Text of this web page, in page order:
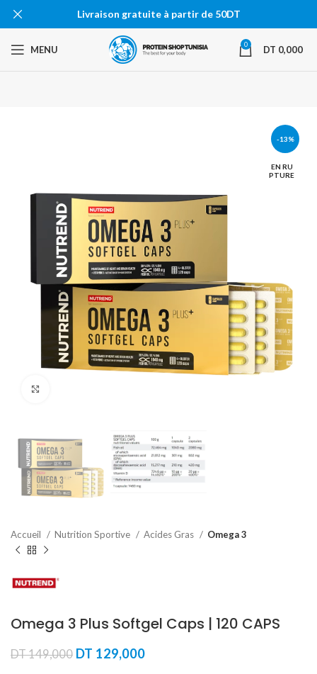
MENU 0 DT 0,000
-13%
EN RU
PTURE
Accueil Nutrition Sportive Acides Gras Omega 3
Omega 3 Plus Softgel Caps | 120 CAPS
DT149,000 Le
DT 129,000Le
Livraison gratuite à partir de 50DT